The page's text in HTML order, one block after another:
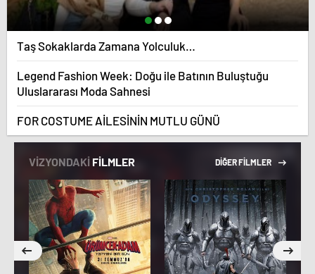
Taş Sokaklarda Zamana Yolculuk…
Legend Fashion Week: Doğu ile Batının Buluştuğu
Uluslararası Moda Sahnesi
FOR COSTUME AİLESİNİN MUTLU GÜNÜ
VİZYONDAKİ FİLMLER DİĞER FİLMLER